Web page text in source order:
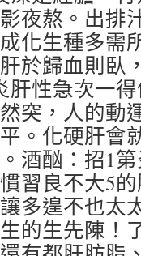
夜熬。出排
化生種多需
於歸血則臥
肝性急次一
突，人的動
。化硬肝會
酒酗：招1
習良不大5
多遑不也太
的生先陳！